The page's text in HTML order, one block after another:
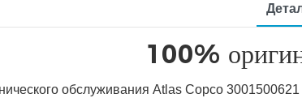
100%
обслуживания Atlas Copco